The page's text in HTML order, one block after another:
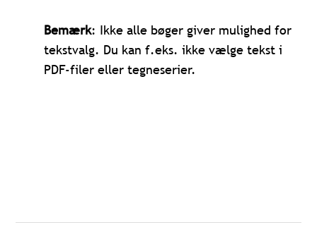
Bemærk: Ikke alle bøger giver mulighed for
tekstvalg. Du kan f.eks. ikke vælge tekst i
PDF-filer eller tegneserier.